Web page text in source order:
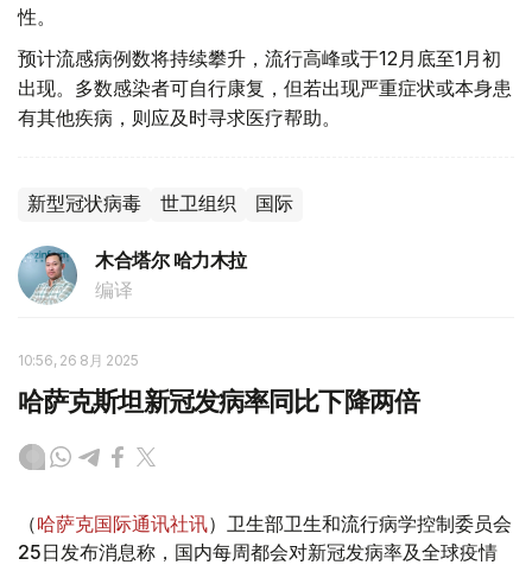
性。
预计流感病例数将持续攀升，流行高峰或于12月底至1月初
出现。多数感染者可自行康复，但若出现严重症状或本身患
有其他疾病，则应及时寻求医疗帮助。
新型冠状病毒 世卫组织 国际
木合塔尔 哈力木拉
编译
10:56, 26 8月 2025
哈萨克斯坦新冠发病率同比下降两倍
（哈萨克国际通讯社讯）卫生部卫生和流行病学控制委员会
25日发布消息称，国内每周都会对新冠发病率及全球疫情